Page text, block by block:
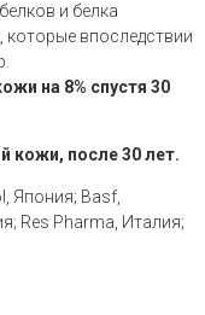
и белка
впоследствии
на 8% спустя 30
кожи, после 30 лет.
Япония; Basf,
Res Pharma, Италия;